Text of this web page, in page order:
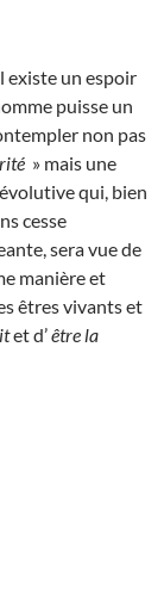
existe un espoir
puisse un
non pas
» mais une
qui, bien
cesse
sera vue de
manière et
êtres vivants et
et d’être la